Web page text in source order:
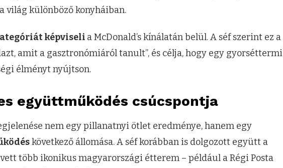
világ különböző konyháiban.
képviseli a McDonald’s kínálatán belül. A séf szerint ez a
amit a gasztronómiáról tanult”, és célja, hogy egy gyorséttermi
élményt nyújtson.
együttműködés csúcspontja
nem egy pillanatnyi ötlet eredménye, hanem egy
következő állomása. A séf korábban is dolgozott együtt a
vett több ikonikus magyarországi étterem – például a Régi Posta